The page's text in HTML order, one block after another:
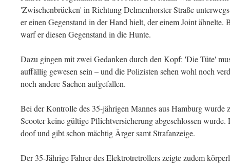
'Zwischenbrücken' in Richtung Delmenhorster Straße
er einen Gegenstand in der Hand hielt, der einem Joint ähnelte.
warf er diesen Gegenstand in die Hunte.
Dazu gingen mit zwei Gedanken durch den Kopf: 'Die Tüte'
auffällig gewesen sein – und die Polizisten sehen wohl noch
noch andere Sachen aufgefallen.
Bei der Kontrolle des 35-jährigen Mannes aus Hamburg wurde
Scooter keine gültige Pflichtversicherung abgeschlossen
doof und gibt schon mächtig Ärger samt Strafanzeige.
Der 35-Jährige Fahrer des Elektrotretrollers zeigte zudem